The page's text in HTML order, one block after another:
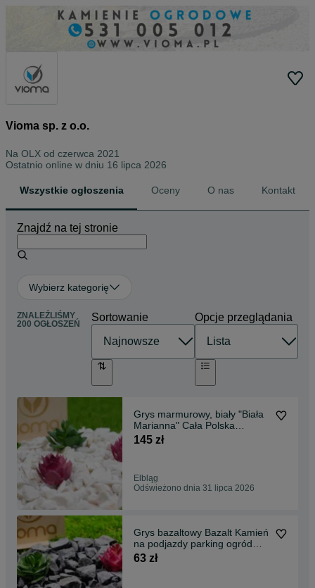
Vioma sp. z o.o.
Na OLX od czerwca 2021
Ostatnio online w dniu 16 lipca 2026
Wszystkie ogłoszenia Oceny O nas Kontakt
Znajdź na tej stronie
Wybierz kategorię
ZNALEŹLIŚMY
200 OGŁOSZEŃ
Sortowanie Opcje przeglądania
Grys marmurowy, biały "Biała
Marianna" Cała Polska
!Transport! Tanio!
145 zł
Elbląg
Odświeżono dnia 31 lipca 2026
Grys bazaltowy Bazalt Kamień
na podjazdy parking ogród
Transport Tanio
63 zł